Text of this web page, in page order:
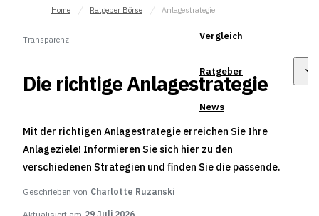
Vergleich
Ratgeber
News
Home Ratgeber Börse Anlagestrategie
Transparenz
Die richtige Anlagestrategie
Mit der richtigen Anlagestrategie erreichen Sie Ihre
Anlageziele! Informieren Sie sich hier zu den
verschiedenen Strategien und finden Sie die passende.
Geschrieben von Charlotte Ruzanski